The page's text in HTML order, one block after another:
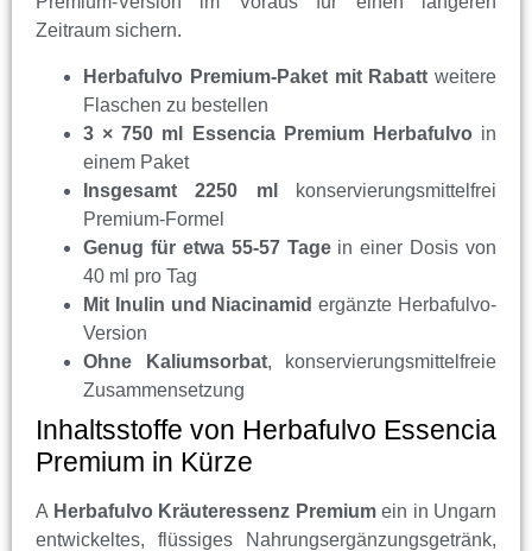
Zeitraum sichern.
Herbafulvo Premium-Paket mit Rabatt weitere
Flaschen zu bestellen
3 × 750 ml Essencia Premium Herbafulvoin
einem Paket
Insgesamt 2250 ml
konservierungsmittelfrei
Premium-Formel
Genug für etwa 55-57 Tagein einer Dosis von
40 ml pro Tag
Mit Inulin und Niacinamid ergänzte Herbafulvo-
Version
Ohne Kaliumsorbat, konservierungsmittelfreie
Zusammensetzung
Inhaltsstoffe von Herbafulvo Essencia
Premium in Kürze
A Herbafulvo Kräuteressenz Premiumein in Ungarn
entwickeltes, flüssiges Nahrungsergänzungsgetränk,